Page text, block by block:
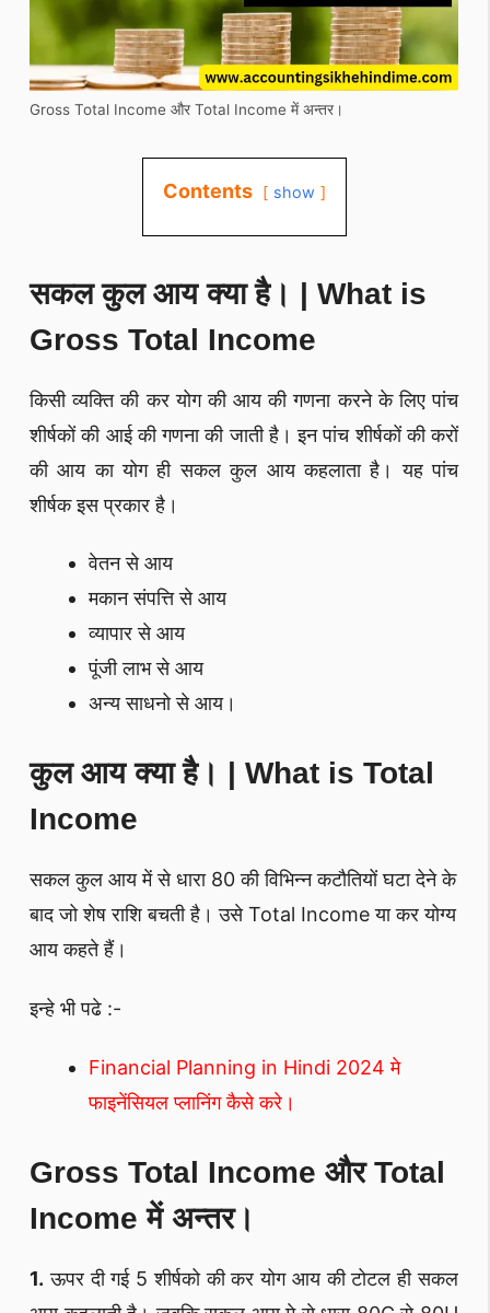
Gross Total Income और Total Income में अन्तर।
Contents show
सकल कुल आय क्या है। | What is
Gross Total Income
किसी व्यक्ति की कर योग की आय की गणना करने के लिए पांच
शीर्षकों की आई की गणना की जाती है। इन पांच शीर्षकों की करों
की आय का योग ही सकल कुल आय कहलाता है। यह पांच
शीर्षक इस प्रकार है।
वेतन से आय
मकान संपत्ति से आय
व्यापार से आय
पूंजी लाभ से आय
अन्य साधनो से आय।
कुल आय क्या है। | What is Total
Income
सकल कुल आय में से धारा 80 की विभिन्न कटौतियों घटा देने के
बाद जो शेष राशि बचती है। उसे Total Income या कर योग्य
आय कहते हैं।
इन्हे भी पढे :-
Financial Planning in Hindi 2024 मे
फाइनेंसियल प्लानिंग कैसे करे।
Gross Total Income और Total
Income में अन्तर।
1. ऊपर दी गई 5 शीर्षको की कर योग आय की टोटल ही सकल